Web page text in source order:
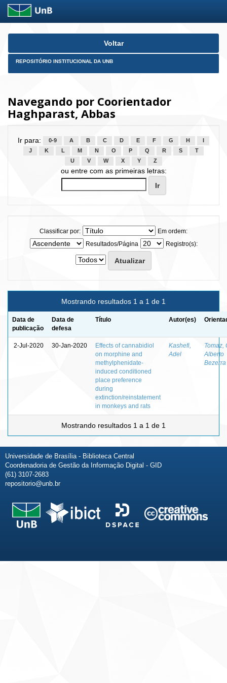
Skip
Voltar
REPOSITÓRIO INSTITUCIONAL DA UNB
Navegando por Coorientador
Haghparast, Abbas
Ir para: 0-9 A B C D E F G H
J
K L M N O P Q R S
T
U
V W X Y Z
ou entre com as primeiras letras:
Classificar por:
Em ordem:
Resultados/Página
Registro(s):
Mostrando resultados 1 a 1 de 1
Data de
publicação
Data de
defesa
Título Autor(es)
2-Jul-2020 30-Jan-2020
Effects of cannabidiol
on morphine and
methylphenidate-
induced conditioned
place preference
during
extinction/reinstatement
in monkeys and rats
Kashefi,
Adel
Tomaz,
Alberto
Bezerra
Mostrando resultados 1 a 1 de 1
Universidade de Brasília - Biblioteca Central
Coordenadoria de Gestão da Informação Digital - GID
(61) 3107-2683
repositorio@unb.br